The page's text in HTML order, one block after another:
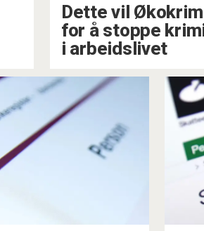
Dette vil
for å stoppe
i arbeidslivet